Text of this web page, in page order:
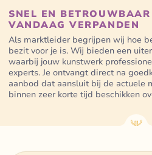
SNEL EN BETROUWBAAR
VANDAAG VERPANDEN
Als marktleider begrijpen wij hoe
bezit voor je is. Wij bieden een
waarbij jouw kunstwerk
experts. Je ontvangt direct na
aanbod dat aansluit bij de actuele
binnen zeer korte tijd beschikken